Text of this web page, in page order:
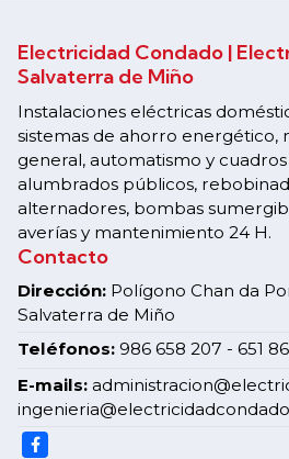
Electricidad Condado |
Salvaterra de Miño
Instalaciones eléctricas
sistemas de ahorro energético,
general, automatismo y
alumbrados públicos,
alternadores, bombas
averías y mantenimiento 24 H.
Contacto
Dirección: Polígono Chan da
Salvaterra de Miño
Teléfonos: 986 658 207 - 651
E-mails: